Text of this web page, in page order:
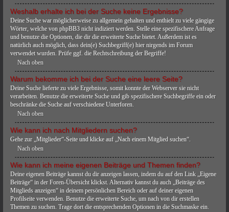
Weshalb erhalte ich bei der Suche keine Ergebnisse?
Deine Suche war möglicherweise zu allgemein gehalten und enthielt zu viele gängige
Wörter, welche von phpBB3 nicht indiziert werden. Stelle eine spezifischere Anfrage
und benutze die Optionen, die dir die erweiterte Suche bietet. Außerdem ist es
natürlich auch möglich, dass dein(e) Suchbegriff(e) hier nirgends im Forum
verwendet wurden. Prüfe ggf. die Rechtschreibung der Begriffe!
Nach oben
Warum bekomme ich bei der Suche eine leere Seite?
Deine Suche lieferte zu viele Ergebnisse, somit konnte der Webserver sie nicht
verarbeiten. Benutze die erweiterte Suche und gib spezifischere Suchbegriffe ein oder
beschränke die Suche auf verschiedene Unterforen.
Nach oben
Wie kann ich nach Mitgliedern suchen?
Gehe zur „Mitglieder“-Seite und klicke auf „Nach einem Mitglied suchen“.
Nach oben
Wie kann ich meine eigenen Beiträge und Themen finden?
Deine eigenen Beiträge kannst du dir anzeigen lassen, indem du auf den Link „Eigene
Beiträge“ in der Foren-Übersicht klickst. Alternativ kannst du auch „Beiträge des
Mitglieds anzeigen“ in deinem persönlichen Bereich oder auf deiner eigenen
Profilseite verwenden. Benutze die erweiterte Suche, um nach von dir erstellen
Themen zu suchen. Trage dort die entsprechenden Optionen in die Suchmaske ein.